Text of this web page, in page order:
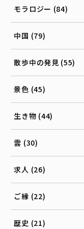
モラロジー (84)
中国 (79)
散歩中の発見 (55)
景色 (45)
生き物 (44)
雲 (30)
求人 (26)
ご縁 (22)
歴史 (21)